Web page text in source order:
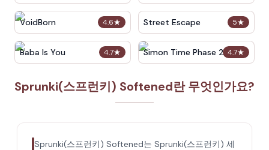
4.6★
VoidBorn 5★
Street Escape
4.7★
Baba Is You 4.7★
Simon Time Phase 2
Sprunki(스프런키) Softened란 무엇인가요?
Sprunki(스프런키) Softened는 Sprunki(스프런키) 세